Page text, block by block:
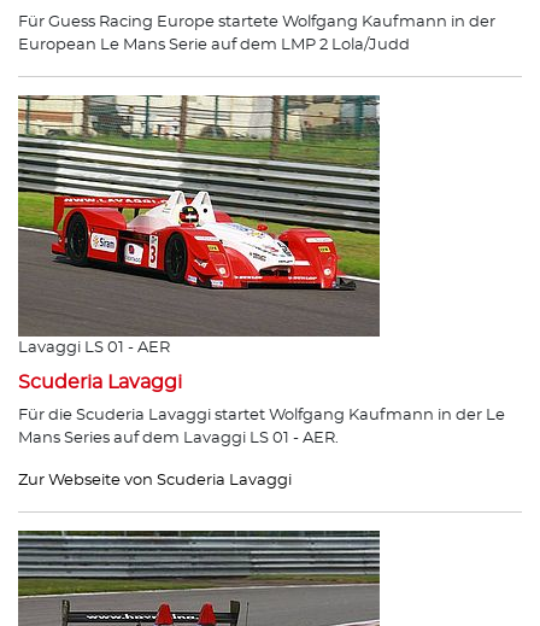
Für Guess Racing Europe startete Wolfgang Kaufmann in der
European Le Mans Serie auf dem LMP 2 Lola/Judd
Lavaggi LS 01 - AER
Scuderia Lavaggi
Für die Scuderia Lavaggi startet Wolfgang Kaufmann in der Le
Mans Series auf dem Lavaggi LS 01 - AER.
Zur Webseite von Scuderia Lavaggi